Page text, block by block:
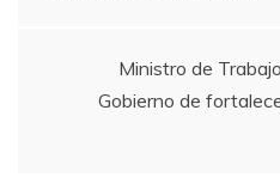
entradasMinistro de
Gobierno de